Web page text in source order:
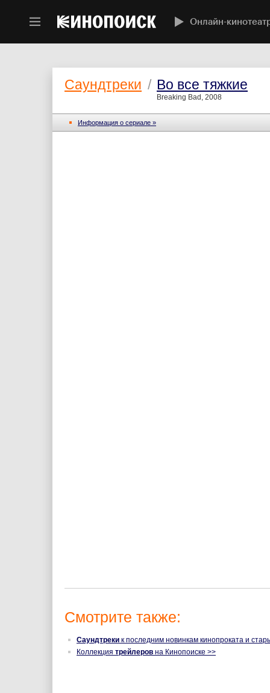
Онлайн-
Саундтреки / Во все тяжкие
Breaking Bad, 2008
Информация о сериале »
Смотрите также:
Саундтреки к последним новинкам кинопроката и
Коллекция трейлеров на Кинопоиске >>